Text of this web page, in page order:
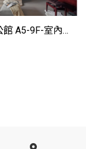
沐光 薛公館 A5-9F-室內設計分享